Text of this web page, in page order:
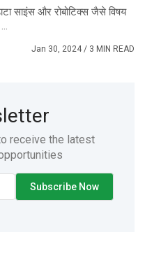
साइंस और रोबोटिक्स जैसे विषय
Jan 30, 2024 / 3 MIN READ
receive the latest